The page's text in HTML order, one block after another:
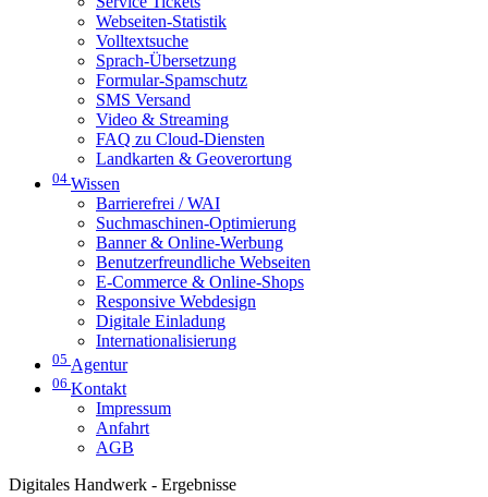
Webseiten-Statistik
Volltextsuche
Sprach-Übersetzung
Formular-Spamschutz
SMS Versand
Video & Streaming
FAQ zu Cloud-Diensten
Landkarten & Geoverortung
04 Wissen
Barrierefrei / WAI
Suchmaschinen-Optimierung
Banner & Online-Werbung
Benutzerfreundliche Webseiten
E-Commerce & Online-Shops
Responsive Webdesign
Digitale Einladung
Internationalisierung
05 Agentur
06 Kontakt
Impressum
Anfahrt
AGB
Digitales Handwerk - Ergebnisse